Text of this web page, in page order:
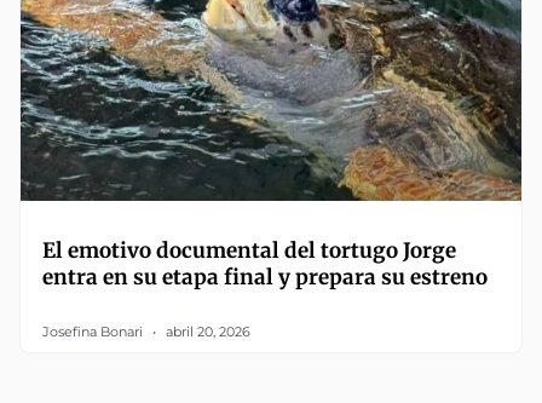
El emotivo documental del tortugo Jorge
entra en su etapa final y prepara su estreno
Josefina Bonari abril 20, 2026